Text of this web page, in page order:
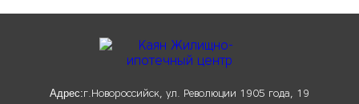
Адрес:г.Новороссийск, ул. Революции 1905 года, 19